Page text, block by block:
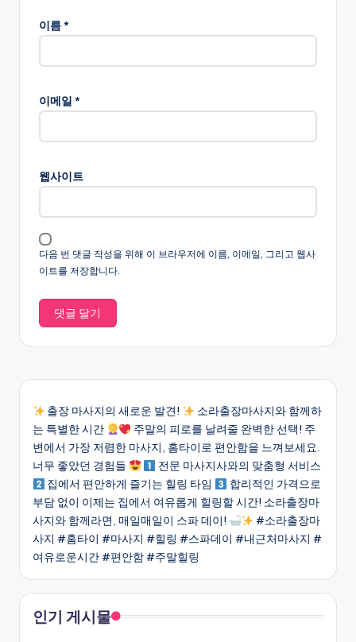
이름*
이메일 *
웹사이트
다음 번 댓글 작성을 위해 이 브라우저에 이름, 이메일, 그리고 웹사
이트를 저장합니다.
출장 마사지의 새로운 발견!
소라출장마사지와 함께하
는 특별한 시간
주말의 피로를 날려줄 완벽한 선택! 주
변에서 가장 저렴한 마사지, 홈타이로 편안함을 느껴보세요.
너무 좋았던 경험들
전문 마사지사와의 맞춤형 서비스
집에서 편안하게 즐기는 힐링 타임
합리적인 가격으로
부담 없이 이제는 집에서 여유롭게 힐링할 시간! 소라출장마
사지와 함께라면, 매일매일이 스파 데이!
#소라출장마
사지 #홈타이 #마사지 #힐링 #스파데이 #내근처마사지 #
여유로운시간 #편안함 #주말힐링
인기 게시물